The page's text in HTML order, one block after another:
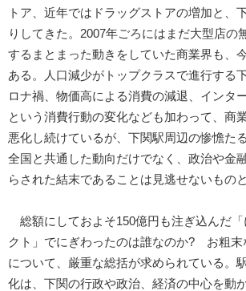
トア、近年ではドラッグストアの増加と、
りしてきた。2007年ごろにはまだ大型店の
するまとまった動きをしていた商業界も、
ある。人口減少がトップクラスで進行する
ロナ禍、物価高による消費の減退、インタ
という消費行動の変化なども加わって、商
悪化し続けているが、下関駅周辺の惨憺た
全国と共通した動向だけでなく、政治や金
らされた結末であることは見逃せないもの
総額にしておよそ150億円も注ぎ込んだ「
クト」でにぎわったのは誰なのか? お粗末
について、厳重な総括が求められている。
化は、下関の行政や政治、経済の中心を動